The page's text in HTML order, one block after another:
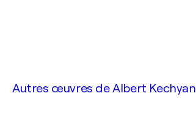
Autres œuvres deAlbert Kechyan